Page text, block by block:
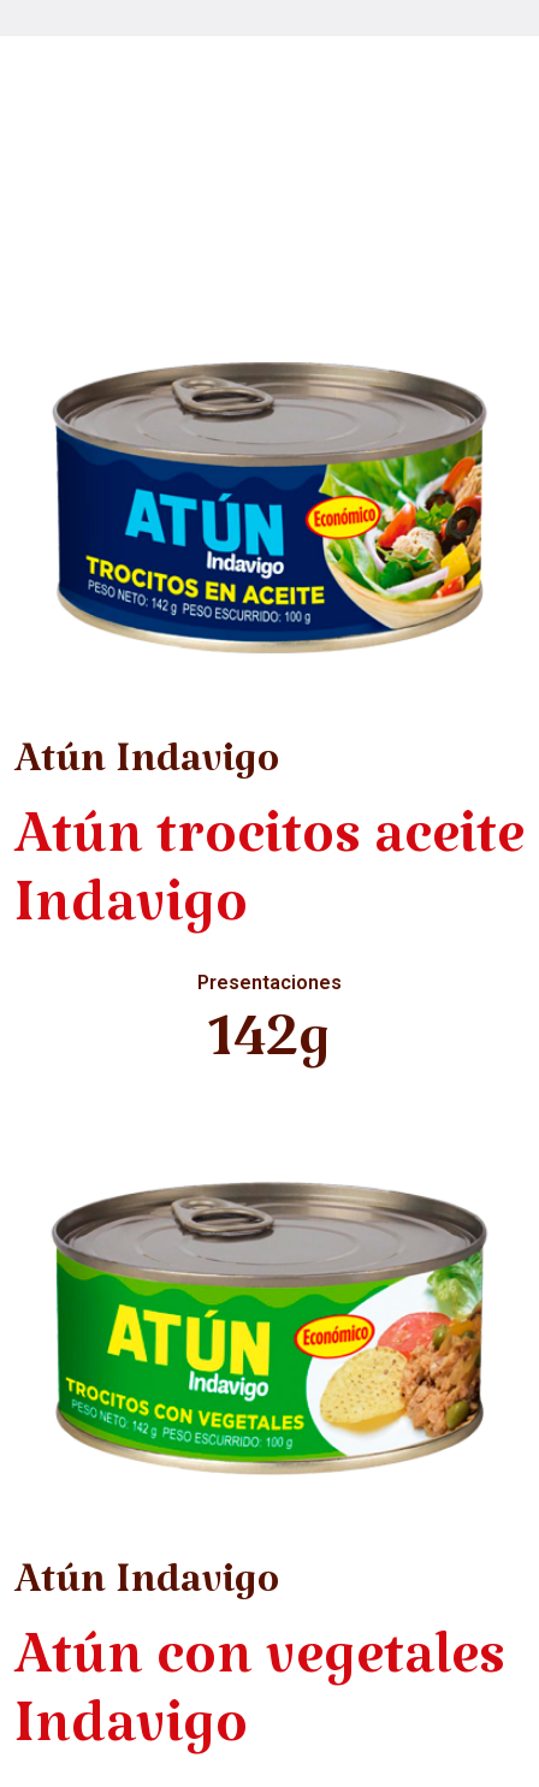
Atún Indavigo
Atún trocitos aceite
Indavigo
Presentaciones
142g
Atún Indavigo
Atún con vegetales
Indavigo